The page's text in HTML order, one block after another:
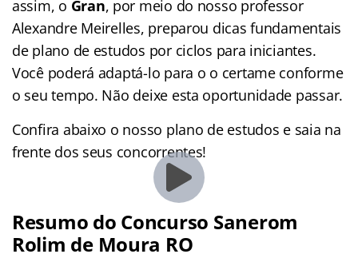
assim, o Gran, por meio do nosso professor
Alexandre Meirelles, preparou dicas fundamentais
de plano de estudos por ciclos para iniciantes.
Você poderá adaptá-lo para o o certame conforme
o seu tempo. Não deixe esta oportunidade passar.
Confira abaixo o nosso plano de estudos e saia na
frente dos seus concorrentes!
Resumo do Concurso Sanerom
Rolim de Moura RO